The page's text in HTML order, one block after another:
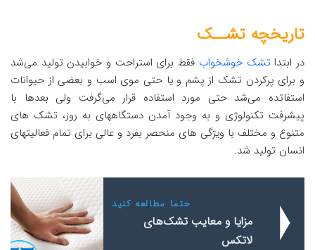
تاریخچه تشــک
در ابتدا تشک خوشخواب فقط برای استراحت و خوابیدن تولید می‌شد
و برای پرکردن تشک از پشم و یا حتی موی اسب و بعضی از حیوانات
استفاتده می‌شد حتی مورد استفاده قرار می‌گرفت ولی بعدها با
پیشرفت تکنولوژی و به وجود آمدن دستگاههای به روز، تشک های
متنوع و مختلف با ویژگی های منحصر بفرد و عالی برای تمام فعالیتهای
انسان تولید شد.
حتما مطالعه کنید
مزایا و معایب تشک‌های
لاتکس